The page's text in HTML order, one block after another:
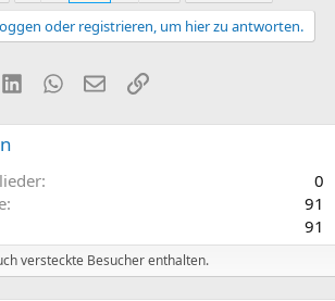
oder registrieren, um hier zu antworten.
LinkedInWhatsApp
E-MailLink
0
91
91
versteckte Besucher enthalten.